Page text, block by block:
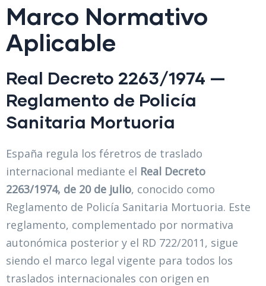
Marco Normativo
Aplicable
Real Decreto 2263/1974 —
Reglamento de Policía
Sanitaria Mortuoria
España regula los féretros de traslado
internacional mediante el Real Decreto
2263/1974, de 20 de julio, conocido como
Reglamento de Policía Sanitaria Mortuoria. Este
reglamento, complementado por normativa
autonómica posterior y el RD 722/2011, sigue
siendo el marco legal vigente para todos los
traslados internacionales con origen en